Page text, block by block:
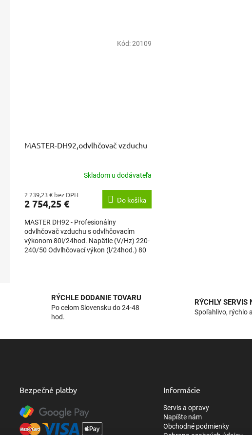
MASTER-DH92,odvlhčovač vzduchu
Skladom u dodávateľa
2 239,23 € bez DPH
2 754,25 € Do košíka
MASTER DH92 - Profesionálny
odvlhčovač vzduchu s odvlhčovacím
výkonom 80l/24hod. Napätie (V/Hz) 220-
240/50 Odvlhčovací výkon (l/24hod.) 80
Kód:20109
á
d
i
i
RÝCHLE DODANIE TOVARU
Po celom Slovensku do 24-48
hod.
RÝCHLY SERVIS
Spoľahlivo, rýchlo
Bezpečné platby Informácie
Servis a opravy
Napíšte nám
Obchodné podmienky